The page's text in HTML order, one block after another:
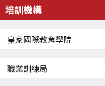
培訓機構
皇家國際教育學院
職業訓練局